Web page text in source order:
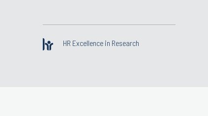
HR Excellence in Research